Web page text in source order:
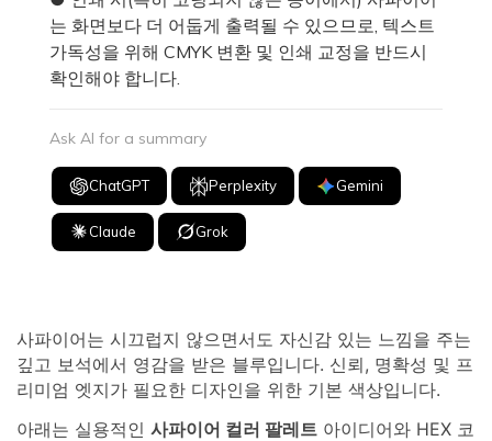
는 화면보다 더 어둡게 출력될 수 있으므로, 텍스트
가독성을 위해 CMYK 변환 및 인쇄 교정을 반드시
확인해야 합니다.
Ask AI for a summary
ChatGPT Perplexity Gemini
Claude Grok
사파이어는 시끄럽지 않으면서도 자신감 있는 느낌을 주는
깊고 보석에서 영감을 받은 블루입니다. 신뢰, 명확성 및 프
리미엄 엣지가 필요한 디자인을 위한 기본 색상입니다.
아래는 실용적인 사파이어 컬러 팔레트 아이디어와 HEX 코